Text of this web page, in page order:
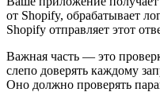
от Shopify, обрабатывает
Shopify отправляет этот
Важная часть — это
слепо доверять каждому
Оно должно проверять